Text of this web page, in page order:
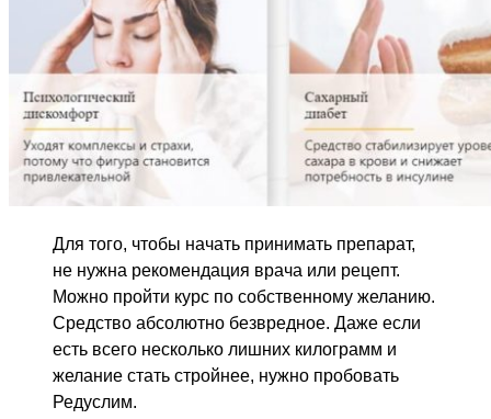
Для того, чтобы начать принимать препарат,
не нужна рекомендация врача или рецепт.
Можно пройти курс по собственному желанию.
Средство абсолютно безвредное. Даже если
есть всего несколько лишних килограмм и
желание стать стройнее, нужно пробовать
Редуслим.